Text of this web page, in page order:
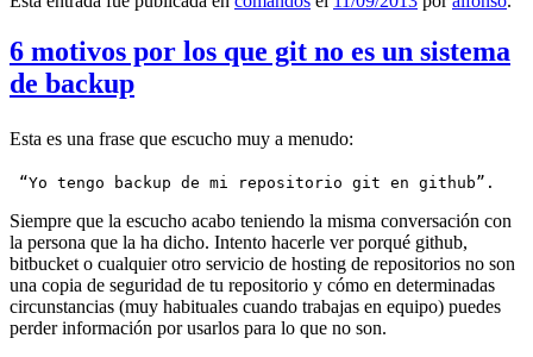
6 motivos por los que git no es un sistema
de backup
Esta es una frase que escucho muy a menudo:
“Yo tengo backup de mi repositorio git en github”.
Siempre que la escucho acabo teniendo la misma conversación con
la persona que la ha dicho. Intento hacerle ver porqué github,
bitbucket o cualquier otro servicio de hosting de repositorios no son
una copia de seguridad de tu repositorio y cómo en determinadas
circunstancias (muy habituales cuando trabajas en equipo) puedes
perder información por usarlos para lo que no son.